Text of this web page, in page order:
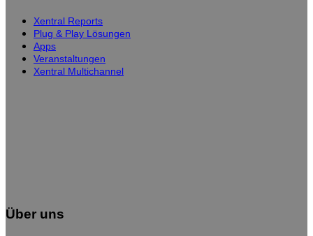
Xentral Reports
Plug & Play Lösungen
Apps
Veranstaltungen
Xentral Multichannel
Über uns